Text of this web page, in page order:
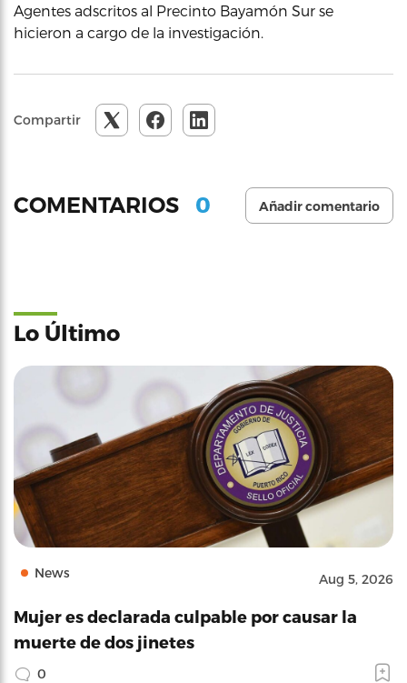
Agentes adscritos al Precinto Bayamón Sur se
hicieron a cargo de la investigación.
Compartir
COMENTARIOS 0 Añadir comentario
Lo Último
News Aug 5, 2026
Mujer es declarada culpable por causar la
muerte de dos jinetes
0